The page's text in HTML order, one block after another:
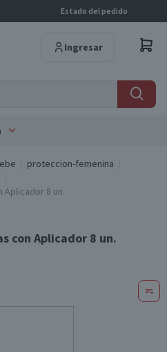
Estado del pedido
Ingresar
proteccion-femenina
Aplicador 8 un.
con Aplicador 8 un.